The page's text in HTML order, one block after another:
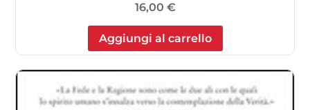
16,00 €
Aggiungi al carrello